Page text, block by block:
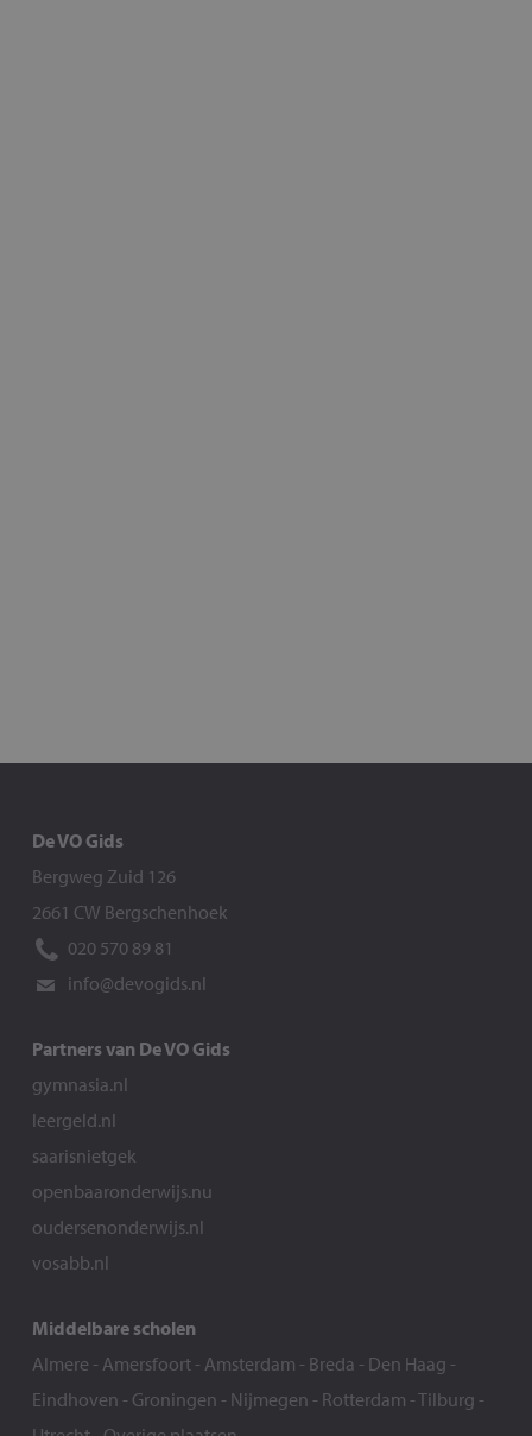
De VO Gids
Bergweg Zuid 126
2661 CW Bergschenhoek
020 570 89 81
info@devogids.nl
Partners van De VO Gids
gymnasia.nl
leergeld.nl
saarisnietgek
openbaaronderwijs.nu
oudersenonderwijs.nl
vosabb.nl
Middelbare scholen
Almere - Amersfoort- Amsterdam - Breda - Den Haag -
Eindhoven - Groningen - Nijmegen - Rotterdam -Tilburg -